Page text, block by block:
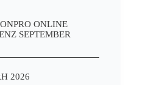
ONLINE
SEPTEMBER
2026